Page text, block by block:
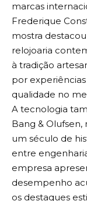
marcas
Frederique
mostra
relojoaria
à tradição
por
qualidade no
A tecnologia
Bang &
um século de
entre
empresa
desempenho
os destaques